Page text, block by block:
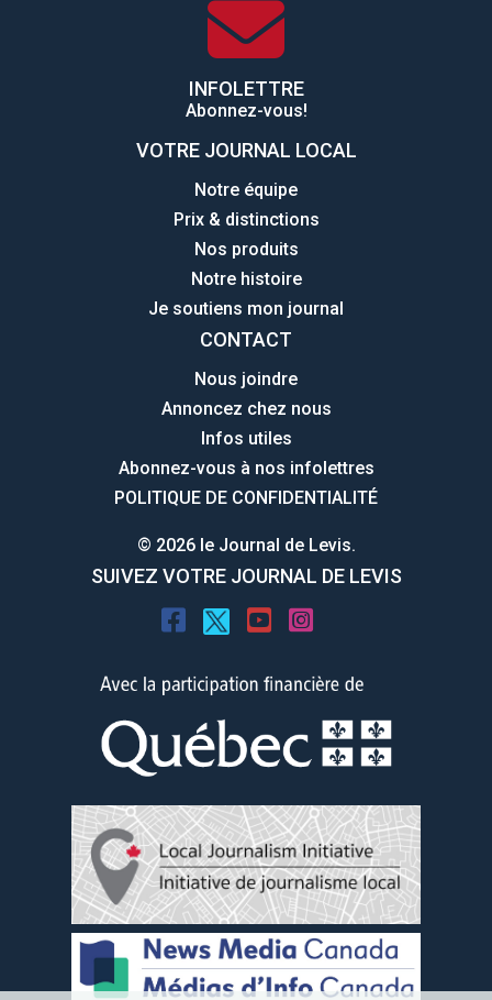
INFOLETTRE
Abonnez-vous!
VOTRE JOURNAL LOCAL
Notre équipe
Prix & distinctions
Nos produits
Notre histoire
Je soutiens mon journal
CONTACT
Nous joindre
Annoncez chez nous
Infos utiles
Abonnez-vous à nos infolettres
POLITIQUE DE CONFIDENTIALITÉ
© 2026 le Journal de Levis.
SUIVEZ VOTRE JOURNAL DE LEVIS